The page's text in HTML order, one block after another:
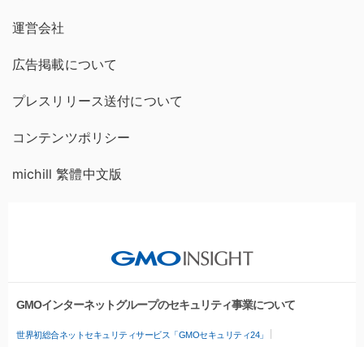
運営会社
広告掲載について
プレスリリース送付について
コンテンツポリシー
michill 繁體中文版
GMOインターネットグループのセキュリティ事業について
世界初総合ネットセキュリティサービス「GMOセキュリティ24」